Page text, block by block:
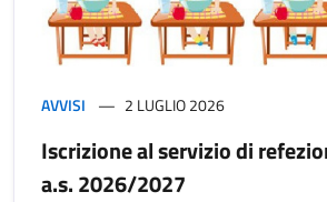
AVVISI 2 LUGLIO 2026
Iscrizione al servizio di
a.s. 2026/2027